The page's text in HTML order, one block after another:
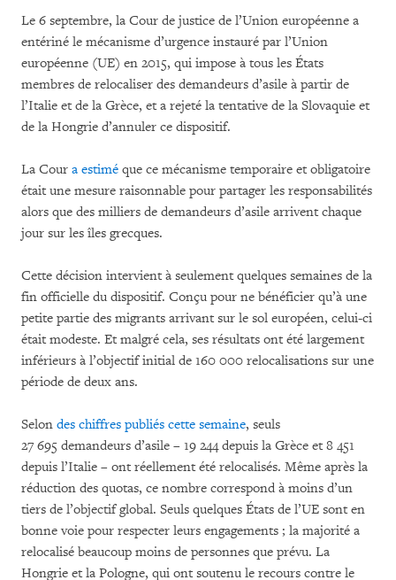
Le 6 septembre, la Cour de justice de l’Union européenne a
entériné le mécanisme d’urgence instauré par l’Union
européenne (UE) en 2015, qui impose à tous les États
membres de relocaliser des demandeurs d’asile à partir de
l’Italie et de la Grèce, et a rejeté la tentative de la Slovaquie et
de la Hongrie d’annuler ce dispositif.
La Cour a estimé que ce mécanisme temporaire et obligatoire
était une mesure raisonnable pour partager les responsabilités
alors que des milliers de demandeurs d’asile arrivent chaque
jour sur les îles grecques.
Cette décision intervient à seulement quelques semaines de la
fin officielle du dispositif. Conçu pour ne bénéficier qu’à une
petite partie des migrants arrivant sur le sol européen, celui-ci
était modeste. Et malgré cela, ses résultats ont été largement
inférieurs à l’objectif initial de 160 000 relocalisations sur une
période de deux ans.
Selon des chiffres publiés cette semaine, seuls
27 695 demandeurs d’asile – 19 244 depuis la Grèce et 8 451
depuis l’Italie – ont réellement été relocalisés. Même après la
réduction des quotas, ce nombre correspond à moins d’un
tiers de l’objectif global. Seuls quelques États de l’UE sont en
bonne voie pour respecter leurs engagements ; la majorité a
relocalisé beaucoup moins de personnes que prévu. La
Hongrie et la Pologne, qui ont soutenu le recours contre le